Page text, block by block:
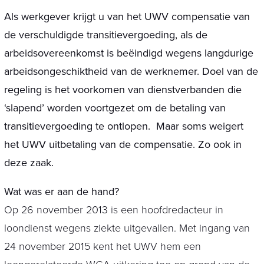
Als werkgever krijgt u van het UWV compensatie van
de verschuldigde transitievergoeding, als de
arbeidsovereenkomst is beëindigd wegens langdurige
arbeidsongeschiktheid van de werknemer. Doel van de
regeling is het voorkomen van dienstverbanden die
‘slapend’ worden voortgezet om de betaling van
transitievergoeding te ontlopen. Maar soms weigert
het UWV uitbetaling van de compensatie. Zo ook in
deze zaak.
Wat was er aan de hand?
Op 26 november 2013 is een hoofdredacteur in
loondienst wegens ziekte uitgevallen. Met ingang van
24 november 2015 kent het UWV hem een